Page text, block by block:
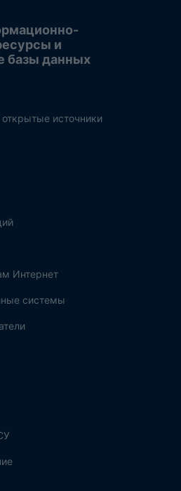
и
базы данных
источники
Интернет
системы